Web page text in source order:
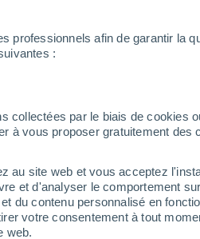
professionnels afin de garantir la
:
collectées par le biais de cookies
à vous proposer gratuitement des
au site web et vous acceptez
et d'analyser le comportement
du contenu personnalisé en
votre consentement à tout
web.
Heure par
Pluie faible